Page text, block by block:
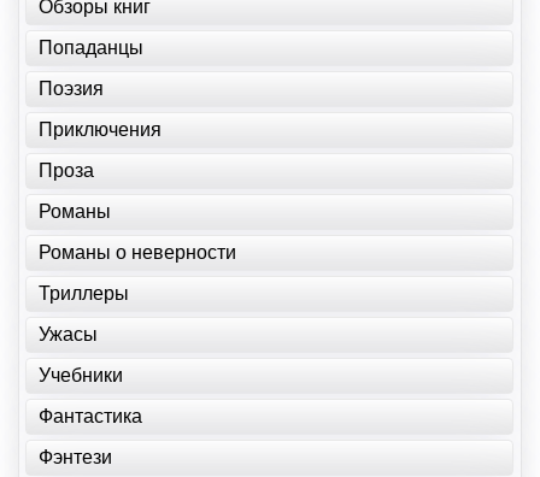
Обзоры книг
Попаданцы
Поэзия
Приключения
Проза
Романы
Романы о неверности
Триллеры
Ужасы
Учебники
Фантастика
Фэнтези